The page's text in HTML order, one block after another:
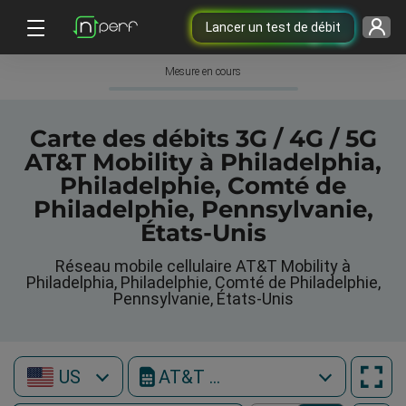
Lancer un test de débit
Mesure en cours
Carte des débits 3G / 4G / 5G
AT&T Mobility à Philadelphia,
Philadelphie, Comté de
Philadelphie, Pennsylvanie,
États-Unis
Réseau mobile cellulaire AT&T Mobility à
Philadelphia, Philadelphie, Comté de Philadelphie,
Pennsylvanie, États-Unis
US AT&T Mobility